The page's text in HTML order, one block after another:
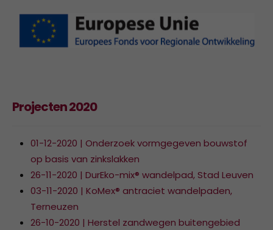
Projecten 2020
01-12-2020 | Onderzoek vormgegeven bouwstof
op basis van zinkslakken
26-11-2020 | DurEko-mix® wandelpad, Stad Leuven
03-11-2020 | KoMex® antraciet wandelpaden,
Terneuzen
26-10-2020 | Herstel zandwegen buitengebied